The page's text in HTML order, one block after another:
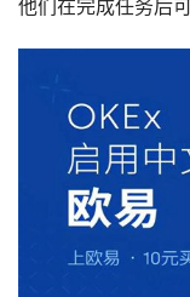
他们在完成任务后